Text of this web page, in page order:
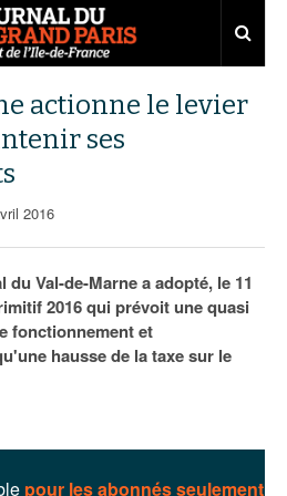
actionne le levier
ses
2016
Val-de-Marne a adopté, le 11
2016 qui prévoit une quasi
fonctionnement et
hausse de la taxe sur le
pour les abonnés seulement